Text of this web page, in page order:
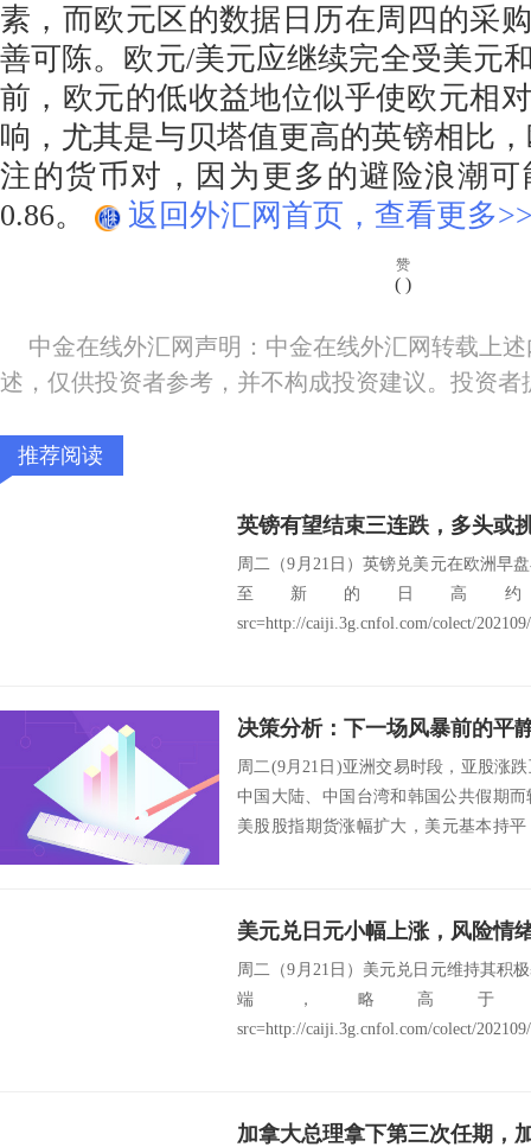
素，而欧元区的数据日历在周四的采
善可陈。欧元/美元应继续完全受美元
前，欧元的低收益地位似乎使欧元相
响，尤其是与贝塔值更高的英镑相比
注的货币对，因为更多的避险浪潮
0.86。
返回外汇网首页，查看更多
赞
( )
中金在线外汇网声明：中金在线外汇网转载上
述，仅供投资者参考，并不构成投资建议。投资
推荐阅读
英镑有望结束三连跌，多头或
周二（9月21日）英镑兑美元在欧洲早
至新的日高约
src=http://caiji.3g.cnfol.com/colect/
周二(9月21日)亚洲交易时段，亚股涨
中国大陆、中国台湾和韩国公共假期
美股股指期货涨幅扩大，美元基本持
美元兑日元小幅上涨，风险情
周二（9月21日）美元兑日元维持其积
端，略高于
src=http://caiji.3g.cnfol.com/colect/
加拿大总理拿下第三次任期，